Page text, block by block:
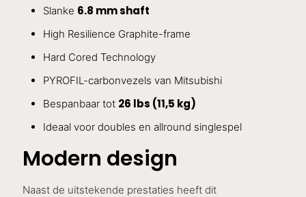
Slanke 6.8 mm shaft
High Resilience Graphite-frame
Hard Cored Technology
PYROFIL-carbonvezels van Mitsubishi
Bespanbaar tot 26 lbs (11,5 kg)
Ideaal voor doubles en allround singlespel
Modern design
Naast de uitstekende prestaties heeft dit